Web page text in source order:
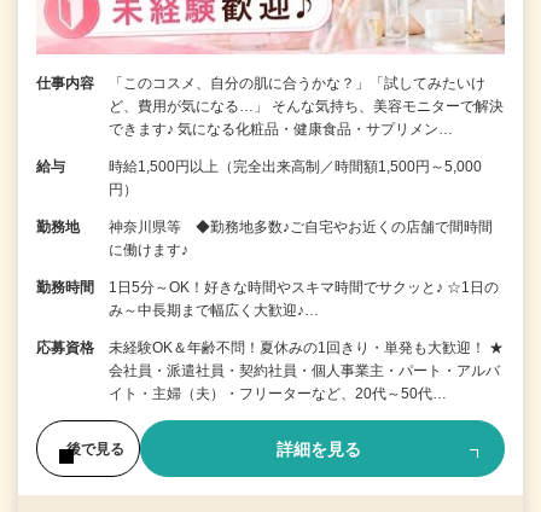
仕事内容
「このコスメ、自分の肌に合うかな？」「試してみたいけ
ど、費用が気になる…」 そんな気持ち、美容モニターで解決
できます♪ 気になる化粧品・健康食品・サプリメン…
給与
時給1,500円以上（完全出来高制／時間額1,500円～5,000
円）
勤務地
神奈川県等 ◆勤務地多数♪ご自宅やお近くの店舗で間時間
に働けます♪
勤務時間
1日5分～OK！好きな時間やスキマ時間でサクッと♪ ☆1日の
み～中長期まで幅広く大歓迎♪…
応募資格
未経験OK＆年齢不問！夏休みの1回きり・単発も大歓迎！ ★
会社員・派遣社員・契約社員・個人事業主・パート・アルバ
イト・主婦（夫）・フリーターなど、20代～50代…
後で見る 詳細を見る